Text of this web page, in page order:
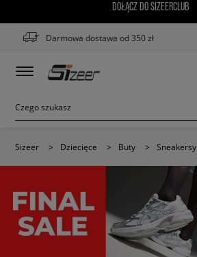
DOŁĄCZ DO SIZEERCLUB
Darmowa dostawa od 350 zł
Sizeer > Dziecięce > Buty > Sneakersy